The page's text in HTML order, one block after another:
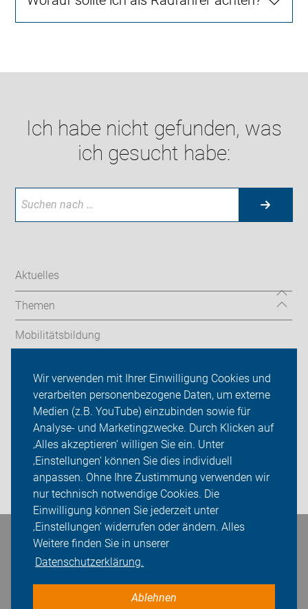
Wir verwenden mit Ihrer Einwilligung Cookies und
verarbeiten personenbezogene Daten, um externe
Medien (z.B. YouTube) einzubinden sowie für
Analyse- und Marketingzwecke. Durch Klicken auf
‚Alles akzeptieren‘ willigen Sie ein. Unter
‚Einstellungen‘ können Sie dies individuell
anpassen. Ohne Ihre Zustimmung verwenden wir
nur technisch notwendige Cookies. Die
Einwilligung können Sie jederzeit unter
‚Einstellungen‘ widerrufen oder ändern. Alles
Weitere finden Sie in unserer
Datenschutzerklärung.
Ablehnen
Ich habe nicht gefunden, was
ich gesucht habe:
Aktuelles
Themen
Mobilitätsbildung
ADFC Schwerin
Sei dabei
Presse
Login
Bleiben Sie in Kontakt